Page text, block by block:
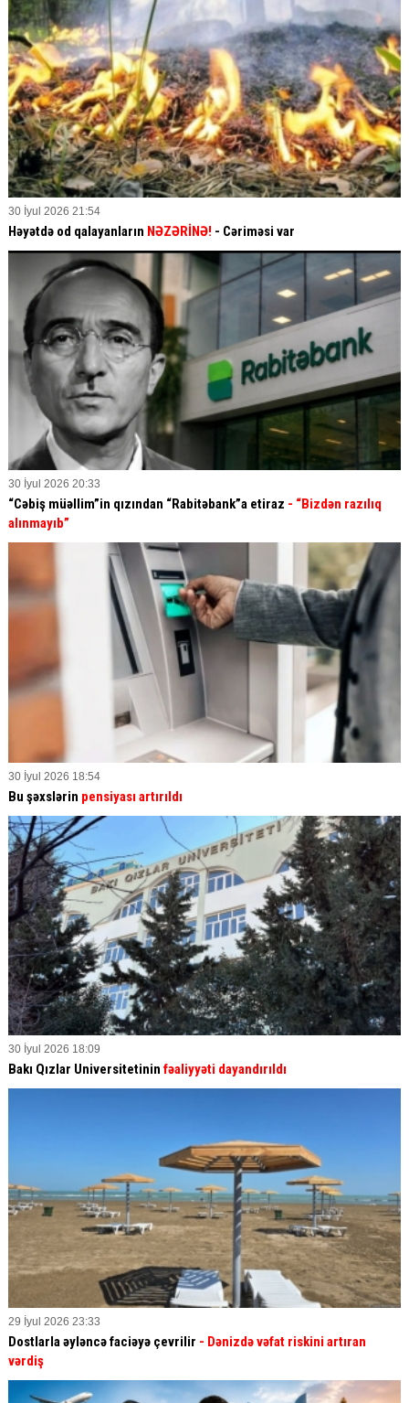
30 İyul 2026 21:54
Həyətdə od qalayanların NƏZƏRİNƏ! - Cəriməsi var
30 İyul 2026 20:33
“Cəbiş müəllim”in qızından “Rabitəbank”a etiraz - “Bizdən razılıq
alınmayıb”
30 İyul 2026 18:54
Bu şəxslərin pensiyası artırıldı
30 İyul 2026 18:09
Bakı Qızlar Universitetinin fəaliyyəti dayandırıldı
29 İyul 2026 23:33
Dostlarla əyləncə faciəyə çevrilir - Dənizdə vəfat riskini artıran
vərdiş